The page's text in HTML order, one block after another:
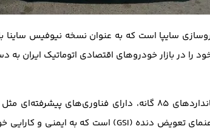
سایپا است که به عنوان نسخه نیوفیس ساینا
را در بازار خودروهای اقتصادی اتوماتیک ایران به
پیشرفته‌ای مثل